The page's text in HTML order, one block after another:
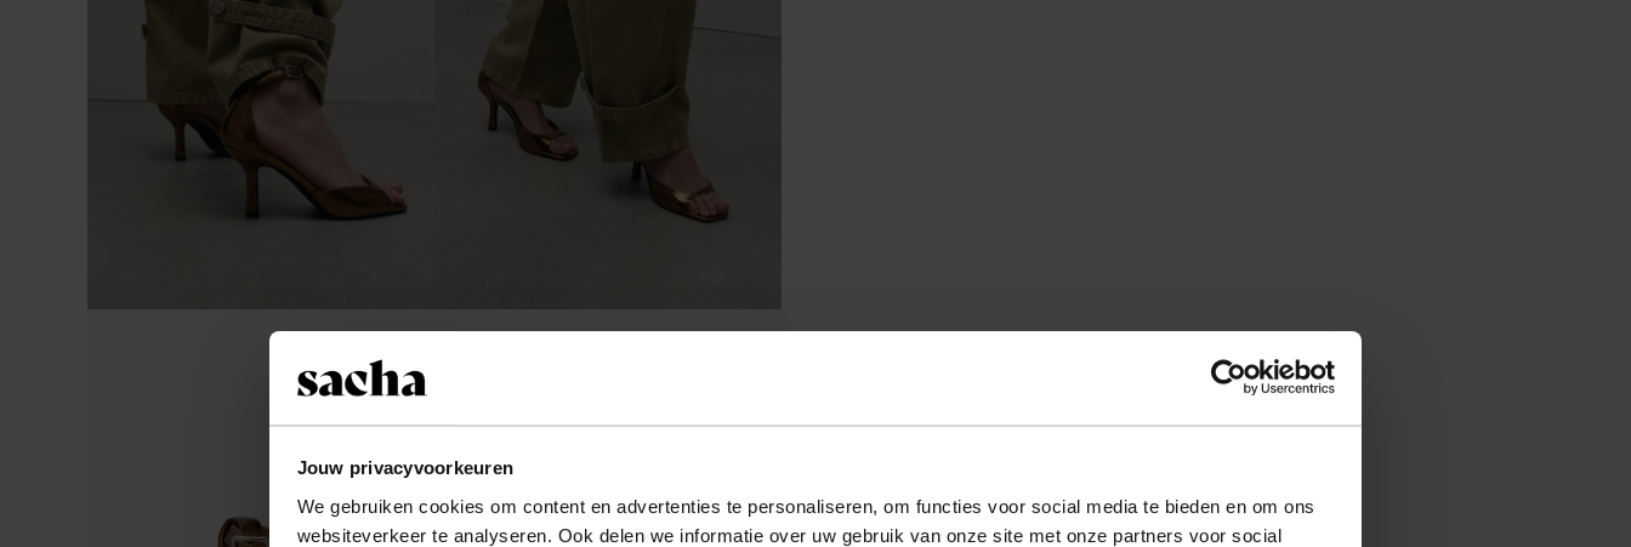
Jouw privacyvoorkeuren
We gebruiken cookies om content en advertenties te personaliseren, om functies voor social media te bieden en om ons
websiteverkeer te analyseren. Ook delen we informatie over uw gebruik van onze site met onze partners voor social